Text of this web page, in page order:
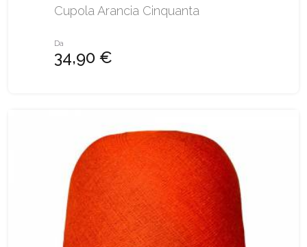
Cupola Arancia Cinquanta
Da
34,90 €